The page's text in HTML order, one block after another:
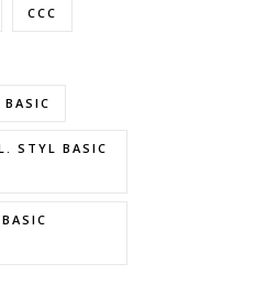
CCC
STYL BASIC